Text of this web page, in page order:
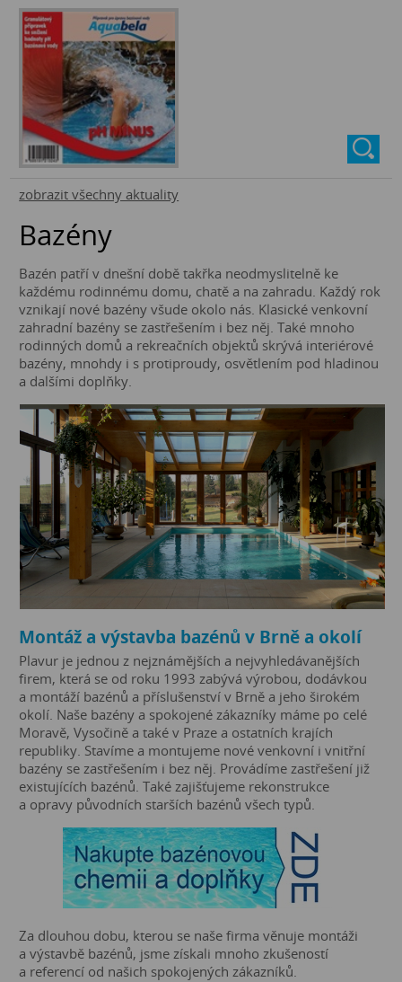
zobrazit všechny aktuality
Bazény
Bazén patří v dnešní době takřka neodmyslitelně ke
každému rodinnému domu, chatě a na zahradu. Každý rok
vznikají nové bazény všude okolo nás. Klasické venkovní
zahradní bazény se zastřešením i bez něj. Také mnoho
rodinných domů a rekreačních objektů skrývá interiérové
bazény, mnohdy i s protiproudy, osvětlením pod hladinou
a dalšími doplňky.
Montáž a výstavba bazénů v Brně a okolí
Plavur je jednou z nejznámějších a nejvyhledávanějších
firem, která se od roku 1993 zabývá výrobou, dodávkou
a montáží bazénů a příslušenství v Brně a jeho širokém
okolí. Naše bazény a spokojené zákazníky máme po celé
Moravě, Vysočině a také v Praze a ostatních krajích
republiky. Stavíme a montujeme nové venkovní i vnitřní
bazény se zastřešením i bez něj. Provádíme zastřešení již
existujících bazénů. Také zajišťujeme rekonstrukce
a opravy původních starších bazénů všech typů.
Za dlouhou dobu, kterou se naše firma věnuje montáži
a výstavbě bazénů, jsme získali mnoho zkušeností
a referencí od našich spokojených zákazníků.